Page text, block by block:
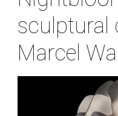
sculptural
Marcel